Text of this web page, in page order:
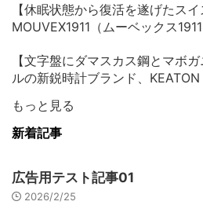
【休眠状態から復活を遂げたス
MOUVEX1911（ムーベックス
【文字盤にダマスカス鋼とマボ
ルの新鋭時計ブランド、
もっと見る
新着記事
広告用テスト記事01
2026/2/25